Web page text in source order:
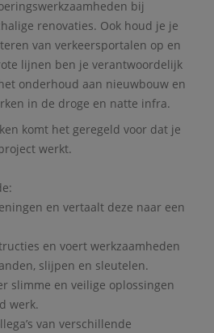
bij
renovaties. Ook houd je je
van verkeersportalen op en
lijnen ben je verantwoordelijk
onderhoud aan nieuwbouw en
in de droge en natte infra.
komt het geregeld voor dat je
werkt.
en vertaalt deze naar een
en voert werkzaamheden
slijpen en sleutelen.
slimme en veilige oplossingen
werk.
van verschillende